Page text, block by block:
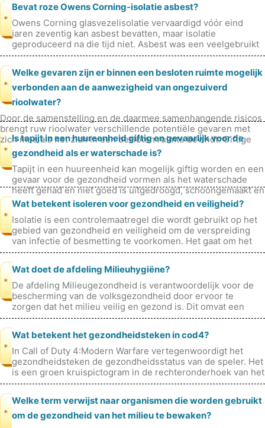
*
Bevat roze Owens Corning-isolatie asbest?
Owens Corning glasvezelisolatie vervaardigd vóór eind
jaren zeventig kan asbest bevatten, maar isolatie
geproduceerd na die tijd niet. Asbest was een veelgebruikt
ingrediënt in bouwmateriale
*
Welke gevaren zijn er binnen een besloten ruimte mogelijk
verbonden aan de aanwezigheid van ongezuiverd
rioolwater?
Door de samenstelling en de daarmee samenhangende risicos
brengt ruw rioolwater verschillende potentiële gevaren met
zich mee als het zich in een besloten ruimte bevindt: Giftige
gassen: Bi
*
Is tapijt in een huureenheid giftig en gevaarlijk voor de
gezondheid als er waterschade is?
Tapijt in een huureenheid kan mogelijk giftig worden en een
gevaar voor de gezondheid vormen als het waterschade
heeft gehad en niet goed is uitgedroogd, schoongemaakt en
ontsmet. Door water
*
Wat betekent isoleren voor gezondheid en veiligheid?
Isolatie is een controlemaatregel die wordt gebruikt op het
gebied van gezondheid en veiligheid om de verspreiding
van infectie of besmetting te voorkomen. Het gaat om het
scheiden van perso
*
Wat doet de afdeling Milieuhygiëne?
De afdeling Milieugezondheid is verantwoordelijk voor de
bescherming van de volksgezondheid door ervoor te
zorgen dat het milieu veilig en gezond is. Dit omvat een
breed scala aan activiteit
*
Wat betekent het gezondheidsteken in cod4?
In Call of Duty 4:Modern Warfare vertegenwoordigt het
gezondheidsteken de gezondheidsstatus van de speler. Het
is een groen kruispictogram in de rechteronderhoek van het
scherm. Het gezondhe
*
Welke term verwijst naar organismen die worden gebruikt
om de gezondheid van het milieu te bewaken?